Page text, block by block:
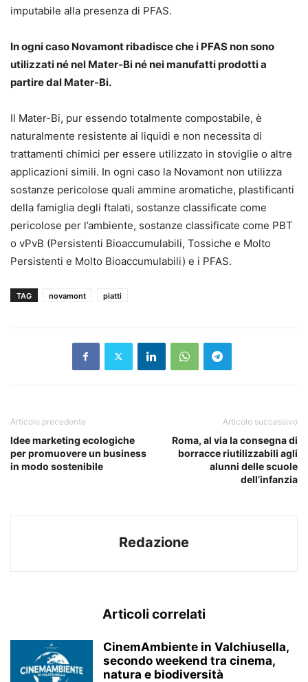
imputabile alla presenza di PFAS.
In ogni caso Novamont ribadisce che i PFAS non sono
utilizzati né nel Mater-Bi né nei manufatti prodotti a
partire dal Mater-Bi.
Il Mater-Bi, pur essendo totalmente compostabile, è
naturalmente resistente ai liquidi e non necessita di
trattamenti chimici per essere utilizzato in stoviglie o altre
applicazioni simili. In ogni caso la Novamont non utilizza
sostanze pericolose quali ammine aromatiche, plastificanti
della famiglia degli ftalati, sostanze classificate come
pericolose per l’ambiente, sostanze classificate come PBT
o vPvB (Persistenti Bioaccumulabili, Tossiche e Molto
Persistenti e Molto Bioaccumulabili) e i PFAS.
TAG novamont piatti
Articolo precedente
Idee marketing ecologiche
per promuovere un business
in modo sostenibile
Articolo successivo
Roma, al via la consegna di
borracce riutilizzabili agli
alunni delle scuole
dell’infanzia
Redazione
Articoli correlati
CinemAmbiente in Valchiusella,
secondo weekend tra cinema,
natura e biodiversità